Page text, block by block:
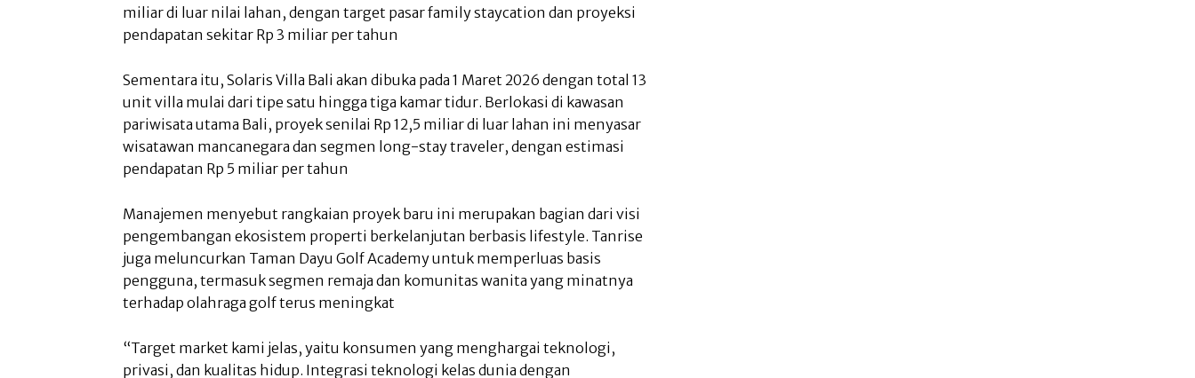
miliar di luar nilai lahan, dengan target pasar family staycation dan proyeksi
pendapatan sekitar Rp 3 miliar per tahun
Sementara itu, Solaris Villa Bali akan dibuka pada 1 Maret 2026 dengan total 13
unit villa mulai dari tipe satu hingga tiga kamar tidur. Berlokasi di kawasan
pariwisata utama Bali, proyek senilai Rp 12,5 miliar di luar lahan ini menyasar
wisatawan mancanegara dan segmen long-stay traveler, dengan estimasi
pendapatan Rp 5 miliar per tahun
Manajemen menyebut rangkaian proyek baru ini merupakan bagian dari visi
pengembangan ekosistem properti berkelanjutan berbasis lifestyle. Tanrise
juga meluncurkan Taman Dayu Golf Academy untuk memperluas basis
pengguna, termasuk segmen remaja dan komunitas wanita yang minatnya
terhadap olahraga golf terus meningkat
“Target market kami jelas, yaitu konsumen yang menghargai teknologi,
privasi, dan kualitas hidup. Integrasi teknologi kelas dunia dengan